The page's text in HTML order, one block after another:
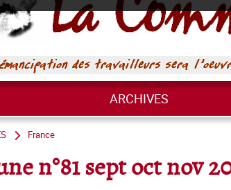
ARCHIVES
France
n°81 sept oct nov